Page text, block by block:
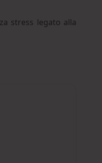
stress legato alla